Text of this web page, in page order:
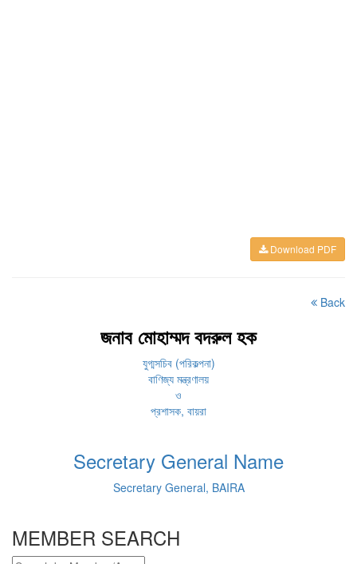
Download PDF
Back
জনাব মোহাম্মদ বদরুল হক
যুগ্মসচিব (পরিকল্পনা)
বাণিজ্য মন্ত্রণালয়
ও
প্রশাসক, বায়রা
Secretary General Name
Secretary General, BAIRA
MEMBER SEARCH